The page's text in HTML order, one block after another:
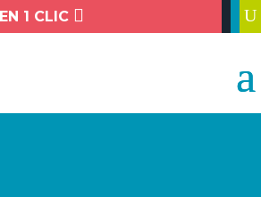
EN 1 CLIC  U